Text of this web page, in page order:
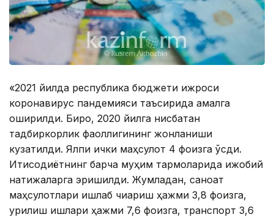
«2021 йилда республика бюджети ижроси
коронавирус пандемияси таъсирида амалга
оширилди. Бироқ, 2020 йилга нисбатан
тадбиркорлик фаоллигининг жонланиши
кузатилди. Ялпи ички маҳсулот 4 фоизга ўсди.
Иқтисодиётнинг барча муҳим тармоқларида ижобий
натижаларга эришилди. Жумладан, саноат
маҳсулотлари ишлаб чиқариш ҳажми 3,8 фоизга,
қурилиш ишлари ҳажми 7,6 фоизга, транспорт 3,6